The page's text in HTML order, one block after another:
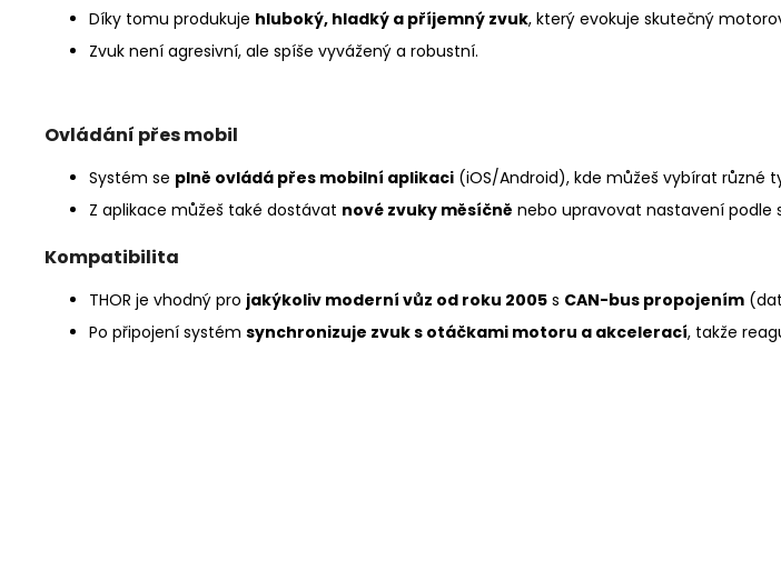
Díky tomu produkuje hluboký, hladký a příjemný zvuk, který evokuje skutečný
Zvuk není agresivní, ale spíše vyvážený a robustní.
Ovládání přes mobil
Systém se plně ovládá přes mobilní aplikaci (iOS/Android), kde můžeš vybírat různé
Z aplikace můžeš také dostávat nové zvuky měsíčně nebo upravovat nastavení podle
Kompatibilita
THOR je vhodný pro jakýkoliv moderní vůz od roku 2005 s CAN-bus propojením
Po připojení systém synchronizuje zvuk s otáčkami motoru a akcelerací, takže